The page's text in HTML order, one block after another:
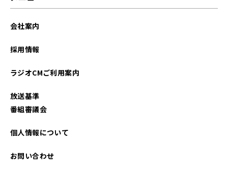
会社案内
採用情報
ラジオCMご利用案内
放送基準
番組審議会
個人情報について
お問い合わせ